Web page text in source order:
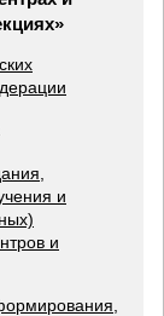
и
и